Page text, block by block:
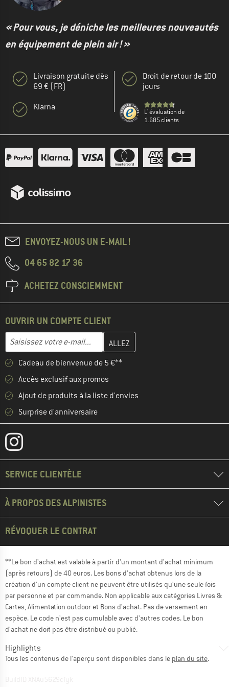
« Pour vous, je déniche les meilleures nouveautés
en équipement de plein air ! »
Livraison gratuite dès
69 € (FR)
Klarna
Droit de retour de 100
jours
L' évaluation de
1.685 clients
ENVOYEZ-NOUS UN E-MAIL !
04 65 82 17 36
ACHETEZ CONSCIEMMENT
OUVRIR UN COMPTE CLIENT
Adresse e-mail
Entrez votre adresse e-mail ici et créez votre compte client à la
Cadeau de bienvenue de 5 €**
Accès exclusif aux promos
Ajout de produits à la liste d'envies
Surprise d'anniversaire
SERVICE CLIENTÈLE
À PROPOS DES ALPINISTES
RÉVOQUER LE CONTRAT
**Le bon d'achat est valable à partir d'un montant d'achat minimum
(après retours) de 40 euros. Les bons d'achat obtenus lors de la
création d'un compte client ne peuvent être utilisés qu'une seule fois
par personne et par commande. Non applicable aux catégories Livres &
Cartes, Alimentation outdoor et Bons d'achat. Pas de versement en
espèce. Le code n'est pas cumulable avec d'autres codes. Le bon
d'achat ne doit pas être distribué ou publié.
Highlights
Tous les contenus de l'aperçu sont disponibles dans le plan du site.